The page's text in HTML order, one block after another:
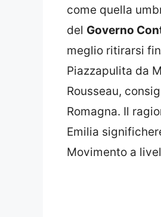
come quella
del Governo
meglio ritirarsi
Piazzapulita da
Rousseau,
Romagna. Il
Emilia
Movimento a